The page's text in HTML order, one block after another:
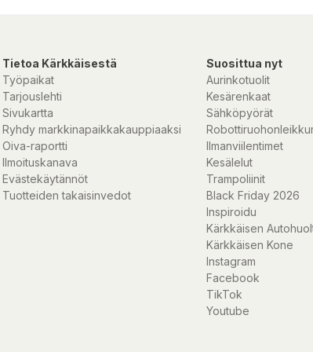
Tietoa Kärkkäisestä
Työpaikat
Tarjouslehti
Sivukartta
Ryhdy markkinapaikkakauppiaaksi
Oiva-raportti
Ilmoituskanava
Evästekäytännöt
Tuotteiden takaisinvedot
Suosittua nyt
Aurinkotuolit
Kesärenkaat
Sähköpyörät
Ilmanviilentimet
Kesälelut
Trampoliinit
Black Friday 2026
Inspiroidu
Kärkkäisen
Kärkkäisen Kone
Instagram
Facebook
TikTok
Youtube